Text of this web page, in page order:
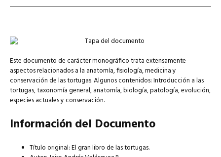
Este documento de carácter monográfico trata extensamente
aspectos relacionados a la anatomía, fisiología, medicina y
conservación de las tortugas. Algunos contenidos: Introducción a las
tortugas, taxonomía general, anatomía, biología, patología, evolución,
especies actuales y conservación.
Información del Documento
Título original: El gran libro de las tortugas.